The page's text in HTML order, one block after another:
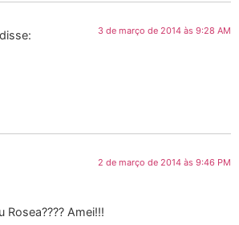
disse: 3 de março de 2014 às 9:28 AM
2 de março de 2014 às 9:46 PM
Rosea???? Amei!!!